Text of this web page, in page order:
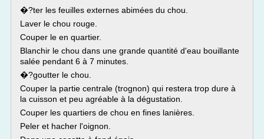
�?ter les feuilles externes abimées du chou.
Laver le chou rouge.
Couper le en quartier.
Blanchir le chou dans une grande quantité d'eau bouillante
salée pendant 6 à 7 minutes.
�?goutter le chou.
Couper la partie centrale (trognon) qui restera trop dure à
la cuisson et peu agréable à la dégustation.
Couper les quartiers de chou en fines lanières.
Peler et hacher l'oignon.